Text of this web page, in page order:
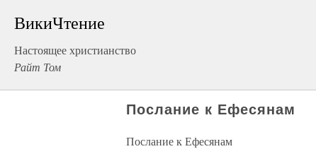
ВикиЧтение
Настоящее христианство
Райт Том
Послание к Ефесянам
Послание к Ефесянам